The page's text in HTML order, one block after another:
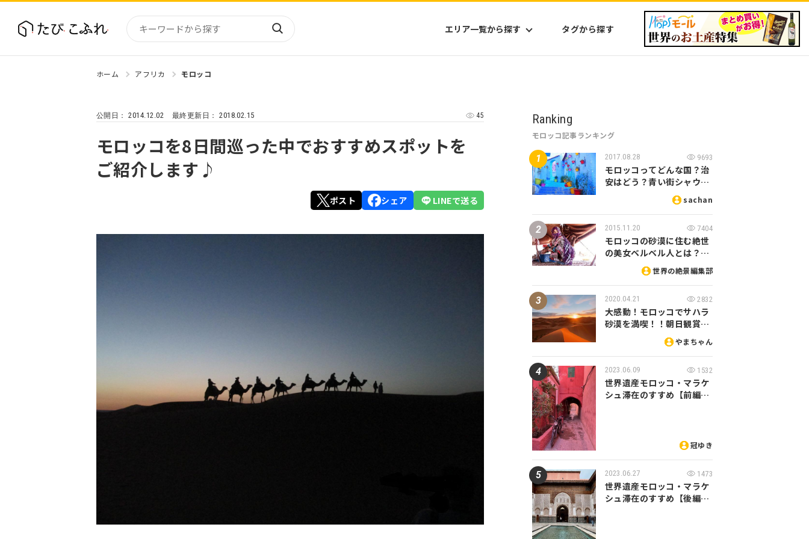
エリア一覧から探す タグから探す
東北
関東
中部・北陸
四国
九州
沖縄
アジア
北米
中南米
ハワイ
ミクロネシア
オセアニア
ホーム アフリカ モロッコ
公開日：2014.12.02 最終更新日：2018.02.15 45
モロッコを8日間巡った中でおすすめスポットを
ご紹介します♪
ポスト シェア LINEで送る
Ranking
モロッコ記事ランキング
2017.08.28 9693
モロッコってどんな国？治
安はどう？青い街シャウ…
sachan
2015.11.20 7404
モロッコの砂漠に住む絶世
の美女ベルベル人とは？…
世界の絶景編集部
2020.04.21 2832
大感動！モロッコでサハラ
砂漠を満喫！！朝日観賞…
やまちゃん
2023.06.09 1532
世界遺産モロッコ・マラケ
シュ滞在のすすめ【前編…
冠ゆき
2023.06.27 1473
世界遺産モロッコ・マラケ
シュ滞在のすすめ【後編…